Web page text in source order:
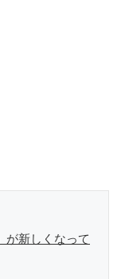
が新しくなって